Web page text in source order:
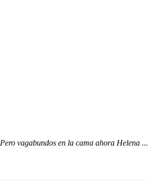
Pero vagabundos en la cama ahora Helena ...